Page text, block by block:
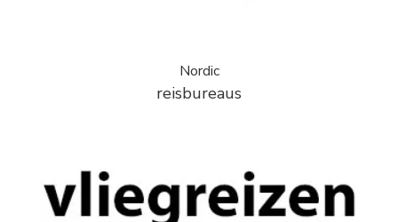
Nordic
reisbureaus